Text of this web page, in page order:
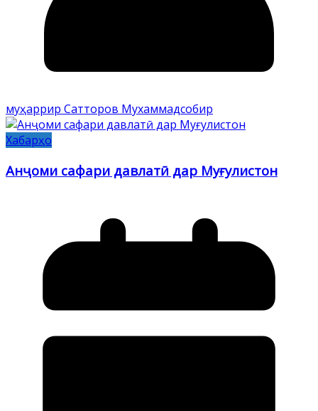
муҳаррир Сатторов Мухаммадсобир
Хабарҳо
Анҷоми сафари давлатӣ дар Муғулистон